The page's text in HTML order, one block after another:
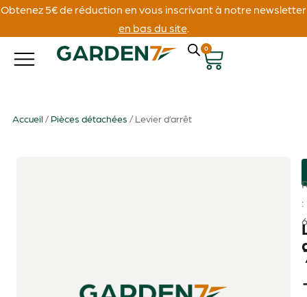
Obtenez 5€ de réduction en vous inscrivant à notre newsletter
en bas du site.
0
Accueil / Pièces détachées / Levier d’arrêt
: